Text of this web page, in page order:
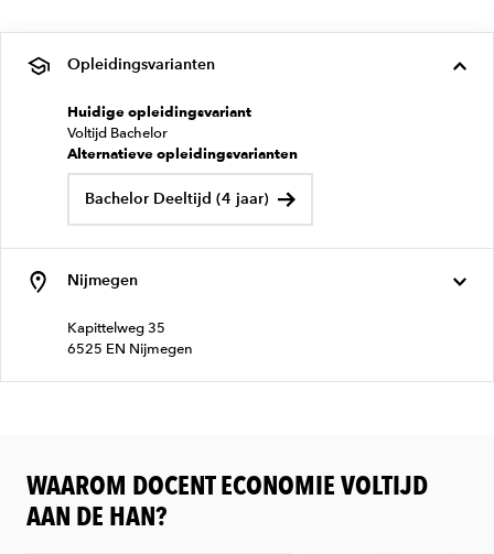
Opleidingsvarianten
Huidige opleidingsvariant
Voltijd Bachelor
Alternatieve opleidingsvarianten
Bachelor Deeltijd (4 jaar)
Nijmegen
Kapittelweg 35
6525 EN Nijmegen
WAAROM DOCENT ECONOMIE VOLTIJD
AAN DE HAN?